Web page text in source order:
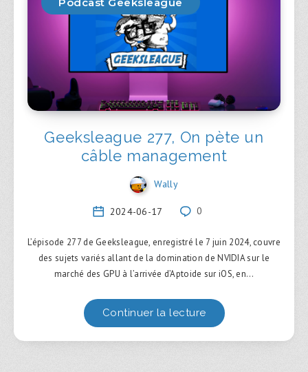
Geeksleague 277, On pète un
câble management
Wally
2024-06-17 0
L’épisode 277 de Geeksleague, enregistré le 7 juin 2024, couvre
des sujets variés allant de la domination de NVIDIA sur le
marché des GPU à l’arrivée d’Aptoide sur iOS, en…
Continuer la lecture